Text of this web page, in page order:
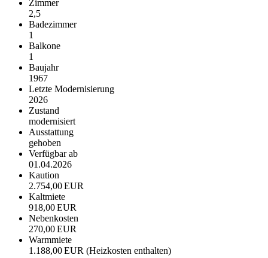
Zimmer
2,5
Badezimmer
1
Balkone
1
Baujahr
1967
Letzte Modernisierung
2026
Zustand
modernisiert
Ausstattung
gehoben
Verfügbar ab
01.04.2026
Kaution
2.754,00 EUR
Kaltmiete
918,00 EUR
Nebenkosten
270,00 EUR
Warmmiete
1.188,00 EUR (Heizkosten enthalten)